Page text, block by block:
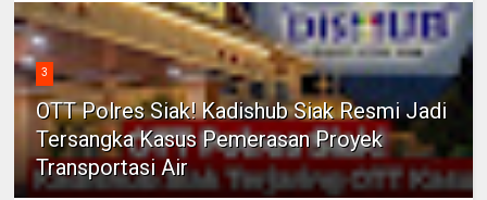
3
OTT Polres Siak! Kadishub Siak Resmi Jadi
Tersangka Kasus Pemerasan Proyek
Transportasi Air